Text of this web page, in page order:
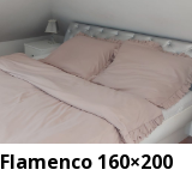
160×200